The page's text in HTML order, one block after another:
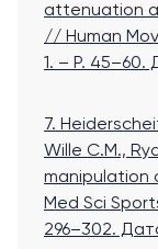
attenuation
// Human
1. – P. 45–60.
7.
Wille C.M.,
manipulation
Med Sci
296–302.